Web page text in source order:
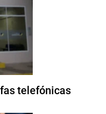
telefónicas